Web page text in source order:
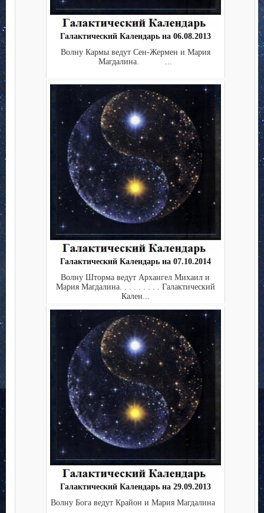
Галактический Календарь на 06.08.2013
Волну Кармы ведут Сен-Жермен и Мария
Магдалина. ...
Галактический Календарь на 07.10.2014
Волну Шторма ведут Архангел Михаил и
Мария Магдалина. . . . . . . . . Галактический
Кален...
Галактический Календарь на 29.09.2013
Волну Бога ведут Крайон и Мария Магдалина